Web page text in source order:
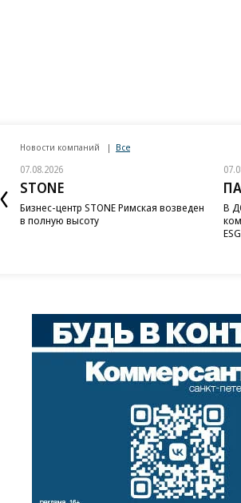
Новости компаний Все
07.08.2026
STONE
Бизнес-центр STONE Римская возведен
в полную высоту
В